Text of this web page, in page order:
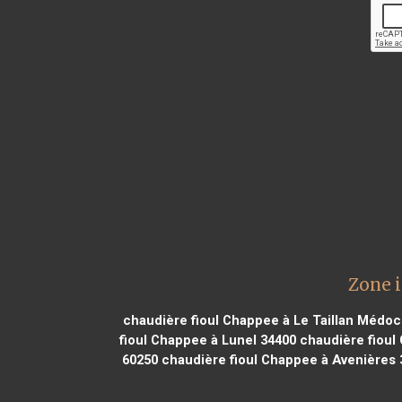
Zone
chaudière fioul Chappee à Le Taillan Médoc
fioul Chappee à Lunel 34400chaudière fioul
60250chaudière fioul Chappee à Avenières